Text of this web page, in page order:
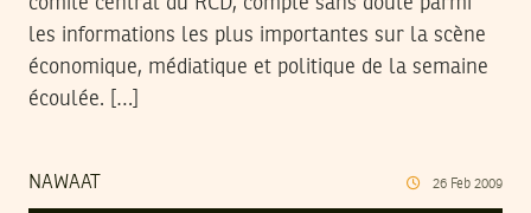
les informations les plus importantes sur la scène
économique, médiatique et politique de la semaine
écoulée. […]
NAWAAT 26 Feb 2009